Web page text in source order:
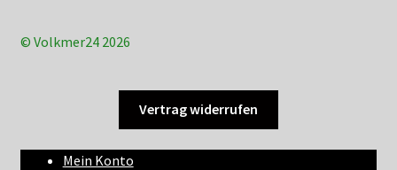
© Volkmer24 2026
Vertrag widerrufen
Mein Konto